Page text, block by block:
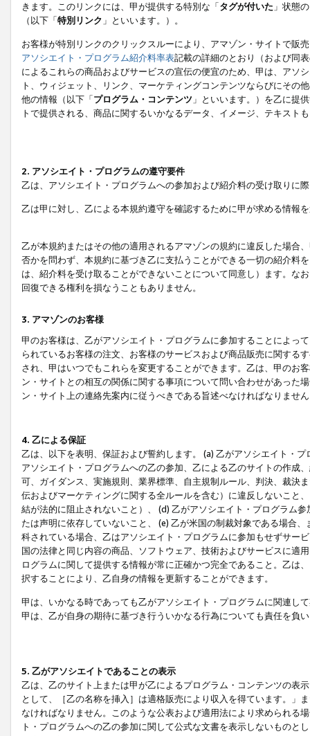
きます。このリンクには、甲が提供する特別な「タグが付いた 」状態
（以下「特別リンク 」といいます。）。
お客様が特別リンクのクリックスルーにより、アマゾン・サイトで販
アソシエイト・プログラム紹介料率表記載の詳細のとおり（および同
によるこれらの商品およびサービスの宣伝の便宜のため、甲は、アソ
ト、ウィジェット、リンク、マーケティングコンテンツならびにその
他の情報（以下「プログラム・コンテンツ 」といいます。）を乙に提
トで提供される、商品に関するいかなるデータ、イメージ、テキス
2. アソシエイト・プログラムの遵守要件
乙は、アソシエイト・プログラムへの参加および紹介料の受け取りに
乙は甲に対し、乙による本規約遵守を確認するために甲が求める情報
乙が本規約またはその他の適用されるアマゾンの規約に違反した場合
否かを問わず、本規約に基づき乙に支払うことができる一切の紹介料
は、紹介料を受け取ることができないことについて同意し）ます。な
回復できる権利を損なうこともありません。
3. アマゾンのお客様
甲のお客様は、乙がアソシエイト・プログラムに参加することによっ
られているお客様の注文、お客様のサービスおよび商品販売に関する
され、甲はいつでもこれらを変更することができます。乙は、甲のお
ン・サイトとの相互の関係に関する事項について問い合わせがあった
ン・サイト上の連絡先案内に従うべきである旨述べなければなりませ
4. 乙による保証
乙は、以下を表明、保証および誓約します。 (a) 乙がアソシエイト・
アソシエイト・プログラムへの乙の参加、乙による乙のサイトの作成
可、ガイダンス、実施規則、業界標準、自主規制ルール、判決、裁決
伝およびマーケティングに関する全ルールを含む）に違反しないこと
結が法的に阻止されないこと）、 (d) 乙がアソシエイト・プログラム
たは声明に依存していないこと、 (e) 乙が米国の制裁対象である場合
科されている場合、乙はアソシエイト・プログラムに参加もせずサー
国の法律と同じ内容の商品、ソフトウェア、技術およびサービスに適
ログラムに関して提供する情報が常に正確かつ完全であること。乙は
択することにより、乙自身の情報を更新することができます。
甲は、いかなる時であっても乙がアソシエイト・プログラムに関連し
甲は、乙が自身の期待に基づき行ういかなる行為についても責任を負
5. 乙がアソシエイトであることの表示
乙は、乙のサイト上または甲が乙によるプログラム・コンテンツの表
として、［乙の名称を挿入］は適格販売により収入を得ています。」
なければなりません。このような公表および適用法により求められる
ト・プログラムへの乙の参加に関して公式な文書を表示しないもの